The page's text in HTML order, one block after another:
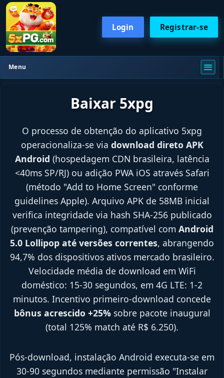
Login Registrar-se
Menu
Baixar 5xpg
O processo de obtenção do aplicativo 5xpg
operacionaliza-se via download direto APK
Android (hospedagem CDN brasileira, latência
<40ms SP/RJ) ou adição PWA iOS através Safari
(método "Add to Home Screen" conforme
guidelines Apple). Arquivo APK de 58MB inicial
verifica integridade via hash SHA-256 publicado
(prevenção tampering), compatível com Android
5.0 Lollipop até versões correntes, abrangendo
94,7% dos dispositivos ativos mercado brasileiro.
Velocidade média de download em WiFi
doméstico: 15-30 segundos, em 4G LTE: 1-2
minutos. Incentivo primeiro-download concede
bônus acrescido +25%sobre pacote inaugural
(total 125% match até R$ 6.250).
Pós-download, instalação Android executa-se em
30-90 segundos mediante permissão "Instalar